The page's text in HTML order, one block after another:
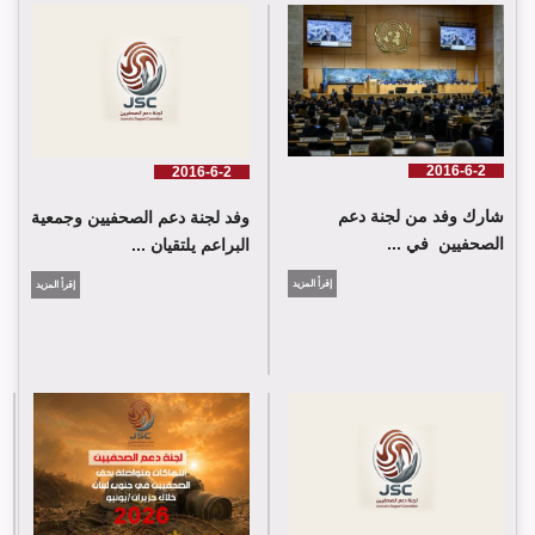
لجنة دعم الصحفيين تلتقي اللجنة الدولية للصليب الأحمر في جنيف
اللجنة كلمة باسم جمعية البراعم للعمل الاجتماعي
2016-6-2
شارك وفد من لجنة دعم
الصحفيين في ...
إقرأ المزيد
2016-6-2
وفد لجنة دعم الصحفيين وجمعية
البراعم يلتقيان ...
إقرأ المزيد